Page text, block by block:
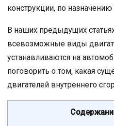
конструкции, по назначению
В наших предыдущих
всевозможные виды
устанавливаются на
поговорить о том, какая
двигателей внутреннего